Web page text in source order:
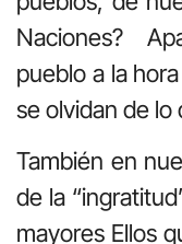
Naciones?
pueblo a la
se olvidan de
También en
de la
mayores Ellos